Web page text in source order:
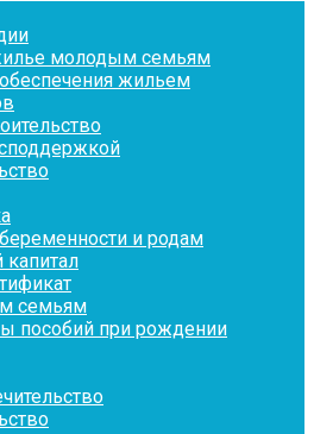
молодым семьям
жильем
и родам
капитал
семьям
пособий при рождении